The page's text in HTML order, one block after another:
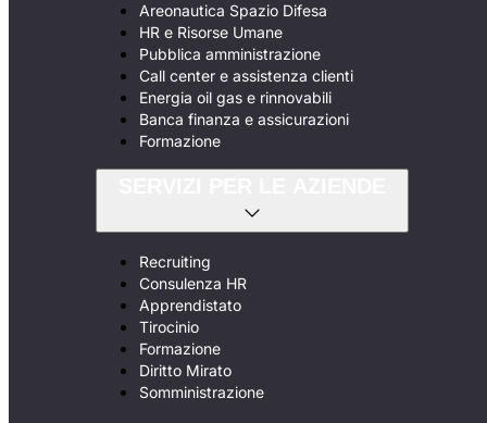
Areonautica Spazio Difesa
HR e Risorse Umane
Pubblica amministrazione
Call center e assistenza clienti
Energia oil gas e rinnovabili
Banca finanza e assicurazioni
Formazione
Recruiting
Consulenza HR
Apprendistato
Tirocinio
Formazione
Diritto Mirato
Somministrazione